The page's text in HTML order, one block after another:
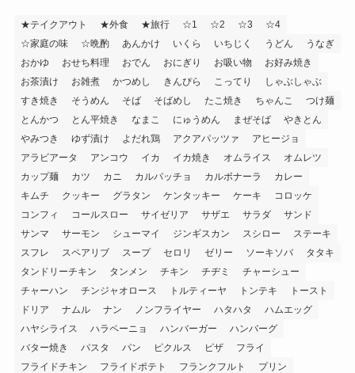
★テイクアウト ★外食 ★旅行 ☆1 ☆2 ☆3
☆4
☆家庭の味
☆晩酌 あんかけ いくら いちじく うどん
うなぎ
おかゆ
おせち料理 おでん おにぎり お吸い物
お好み焼き
お茶漬け
お雑煮 かつめし きんぴら こってり
しゃぶしゃぶ
すき焼き
そうめん そば そばめし たこ焼き ちゃんこ
つけ麺
とんかつ
とん平焼き なまこ にゅうめん まぜそば
やきとん
やみつき
ゆず漬け よだれ鶏 アクアパッツァ
アヒージョ
アラビアータ
アンコウ イカ イカ焼き オムライス
オムレツ
カップ麺
カツ カニ カルパッチョ カルボナーラ
カレー
キムチ
クッキー グラタン ケンタッキー ケーキ
コロッケ
コンフィ
コールスロー サイゼリア サザエ サラダ
サンド
サンマ
サーモン シューマイ ジンギスカン スシロー
ステーキ
スフレ
スペアリブ スープ セロリ ゼリー ソーキソバ
タタキ
タンドリーチキン
タンメン チキン チヂミ
チャーシュー
チャーハン
チンジャオロース トルティーヤ トンテキ
トースト
ドリア
ナムル ナン ノンフライヤー ハタハタ
ハムエッグ
ハヤシライス
ハラペーニョ ハンバーガー
ハンバーグ
バター焼き
パスタ パン ピクルス ピザ
フライ
フライドチキン
フライドポテト フランクフルト
プリン